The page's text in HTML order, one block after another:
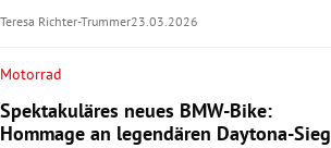
Teresa Richter-Trummer23.03.2026
Motorrad
Spektakuläres neues BMW-Bike:
Hommage an legendären Daytona-Sieg